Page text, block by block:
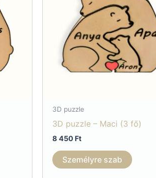
3D puzzle
3D puzzle – Maci (3 fő)
8 450 Ft
Személyre szab